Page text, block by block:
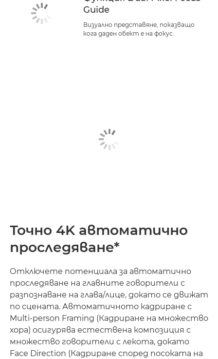
Guide
Визуално представяне, показващо
кога даден обект е на фокус.
Точно 4K автоматично
проследяване*
Отключете потенциала за автоматично
проследяване на главните говорители с
разпознаване на глава/лице, докато се движат
по сцената. Автоматичното кадриране с
Multi-person Framing (Кадриране на множество
хора) осигурява естествена композиция с
множество говорители с лекота, докато
Face Direction (Кадриране според посоката на